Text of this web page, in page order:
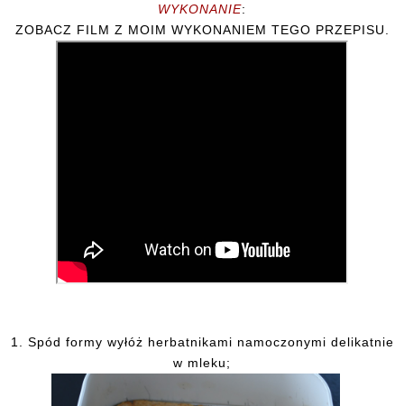
WYKONANIE:
ZOBACZ FILM Z MOIM WYKONANIEM TEGO PRZEPISU.
1. Spód formy wyłóż herbatnikami namoczonymi delikatnie
w mleku;